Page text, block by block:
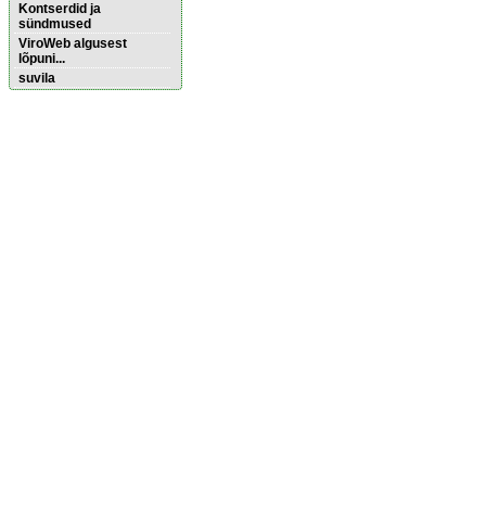
Kontserdid ja
sündmused
ViroWeb algusest
lõpuni...
suvila